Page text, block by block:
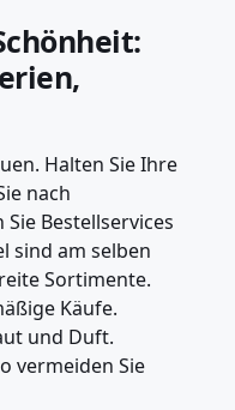
Halten Sie Ihre
nach
Bestellservices
sind am selben
Sortimente.
Käufe.
und Duft.
vermeiden Sie